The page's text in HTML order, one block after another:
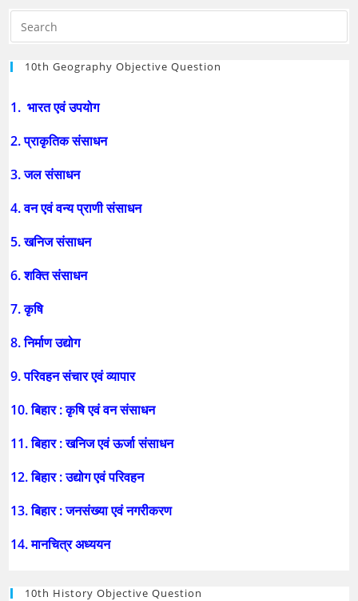
10th Geography Objective Question
1. भारत एवं उपयोग
2. प्राकृतिक संसाधन
3. जल संसाधन
4. वन एवं वन्य प्राणी संसाधन
5. खनिज संसाधन
6. शक्ति संसाधन
7. कृषि
8. निर्माण उद्योग
9. परिवहन संचार एवं व्यापार
10. बिहार : कृषि एवं वन संसाधन
11. बिहार : खनिज एवं ऊर्जा संसाधन
12. बिहार : उद्योग एवं परिवहन
13. बिहार : जनसंख्या एवं नगरीकरण
14. मानचित्र अध्ययन
10th History Objective Question